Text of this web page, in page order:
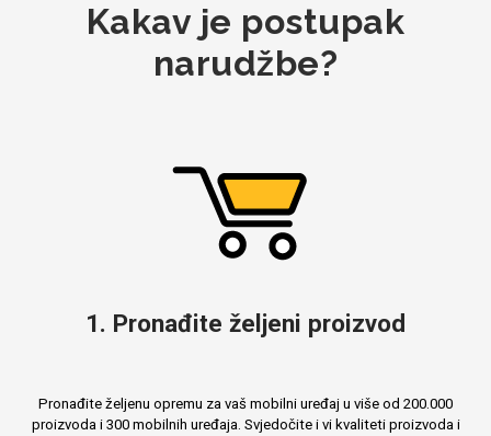
Kakav je postupak
narudžbe?
1. Pronađite željeni proizvod
Pronađite željenu opremu za vaš mobilni uređaj u više od 200.000
proizvoda i 300 mobilnih uređaja. Svjedočite i vi kvaliteti proizvoda i